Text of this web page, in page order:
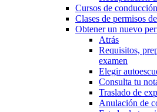
Cursos de
Clases de permisos
Obtener un nuevo
Atrás
Requisitos,
examen
Elegir
Consulta tu
Traslado de
Anulación de